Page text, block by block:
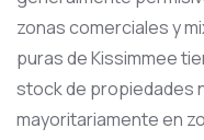
zonas comerciales y
puras de Kissimmee
stock de propiedades
mayoritariamente en